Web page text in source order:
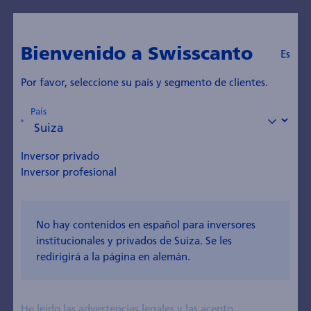
Institucional
Investment Stewardship
Así asumimos nuestras
monio exigimos y promo­vemos prácticas comer­
ciales sostenibles y el cumpli­miento de principios
inter­nacionales reconocidos y normas de buenas
Bienvenido a Swisscanto Es
Por favor, seleccione su país y segmento de clientes.
País
Inversor privado
Inversor profesional
No hay contenidos en español para inversores
institucionales y privados de Suiza. Se les
redirigirá a la página en alemán.
He leído las advertencias legales y las acepto.